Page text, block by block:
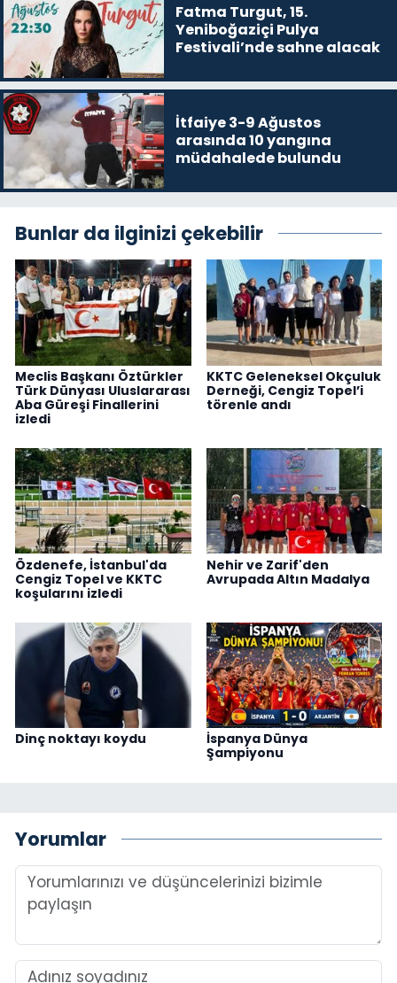
Fatma Turgut, 15.
Yeniboğaziçi Pulya
Festivali’nde sahne alacak
İtfaiye 3-9 Ağustos
arasında 10 yangına
müdahalede bulundu
Bunlar da ilginizi çekebilir
Meclis Başkanı Öztürkler
Türk Dünyası Uluslararası
Aba Güreşi Finallerini
izledi
KKTC Geleneksel Okçuluk
Derneği, Cengiz Topel’i
törenle andı
Özdenefe, İstanbul'da
Cengiz Topel ve KKTC
koşularını izledi
Nehir ve Zarif'den
Avrupada Altın Madalya
Dinç noktayı koydu
İspanya Dünya
Şampiyonu
Yorumlar